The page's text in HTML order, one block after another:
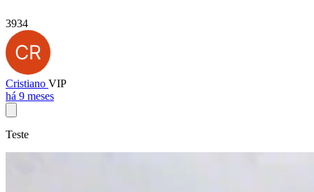
3934
Cristiano VIP
há 9 meses
Teste